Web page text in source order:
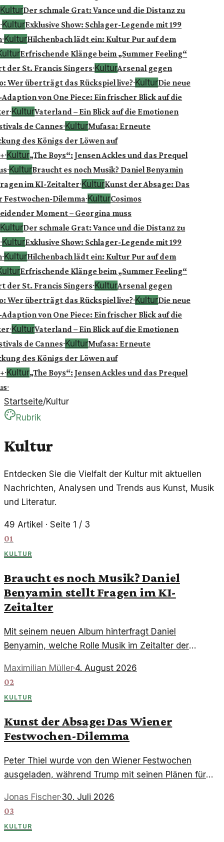
Der schmale Grat: Vance und die Distanz zu
KulturExklusive Show: Schlager-Legende mit 199
·KulturHilchenbach lädt ein: Kultur Pur auf dem
Erfrischende Klänge beim „Summer Feeling“
der St. Francis Singers·KulturArsenal gegen
Wer überträgt das Rückspiel live?·KulturDie neue
von One Piece: Ein frischer Blick auf die
·KulturVaterland – Ein Blick auf die Emotionen
de Cannes·KulturMufasa: Erneute
des Königs der Löwen auf
·Kultur„The Boys“: Jensen Ackles und das Prequel
·KulturBraucht es noch Musik? Daniel Benyamin
im KI-Zeitalter·KulturKunst der Absage: Das
Dilemma·KulturCosimos
Moment – Georgina muss
Der schmale Grat: Vance und die Distanz zu
KulturExklusive Show: Schlager-Legende mit 199
·KulturHilchenbach lädt ein: Kultur Pur auf dem
Erfrischende Klänge beim „Summer Feeling“
der St. Francis Singers·KulturArsenal gegen
Wer überträgt das Rückspiel live?·KulturDie neue
von One Piece: Ein frischer Blick auf die
·KulturVaterland – Ein Blick auf die Emotionen
de Cannes·KulturMufasa: Erneute
des Königs der Löwen auf
·Kultur„The Boys“: Jensen Ackles und das Prequel
·
Startseite/Kultur
Rubrik
Kultur
Entdecken Sie die Vielfalt der Kultur mit aktuellen
Nachrichten, Analysen und Trends aus Kunst, Musik
und Literatur.
49 Artikel · Seite 1 / 3
01
KULTUR
Braucht es noch Musik? Daniel
Benyamin stellt Fragen im KI-
Zeitalter
Mit seinem neuen Album hinterfragt Daniel
Benyamin, welche Rolle Musik im Zeitalter der
vor relevant?
Maximilian Müller·4. August 2026
02
KULTUR
Kunst der Absage: Das Wiener
Festwochen-Dilemma
Peter Thiel wurde von den Wiener Festwochen
ausgeladen, während Trump mit seinen Plänen für
hinter diesen Entscheidungen?
Jonas Fischer·30. Juli 2026
03
KULTUR